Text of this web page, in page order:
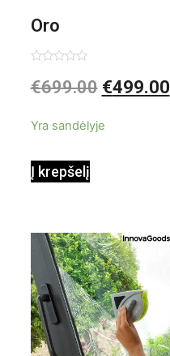
Oro
kondicionierius
0
iš
€699.00 €499.00
Yra sandėlyje
Į krepšelį